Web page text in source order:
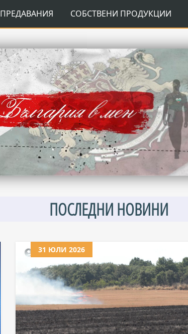
ПРЕДАВАНИЯ СОБСТВЕНИ ПРОДУКЦИИ
ПОСЛЕДНИ НОВИНИ
31 ЮЛИ 2026